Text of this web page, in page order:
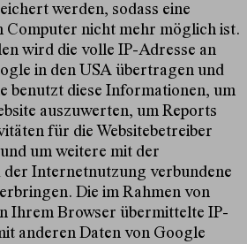
werden, sodass eine
Computer nicht mehr möglich ist.
wird die volle IP-Adresse an
in den USA übertragen und
benutzt diese Informationen, um
auszuwerten, um Reports
für die Websitebetreiber
um weitere mit der
der Internetnutzung verbundene
Die im Rahmen von
Ihrem Browser übermittelte IP-
anderen Daten von Google